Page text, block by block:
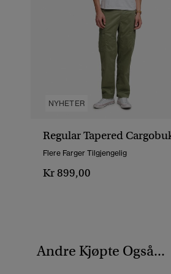
NYHETER
Regular Tapered
Flere Farger Tilgjengelig
Kr 899,00
Andre Kjøpte Også...